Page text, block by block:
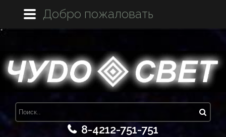
8-4212-751-751
Добро пожаловать